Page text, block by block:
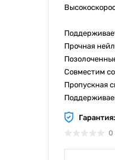
Прочная
Совместим
Пропускная
Гарантия:
0